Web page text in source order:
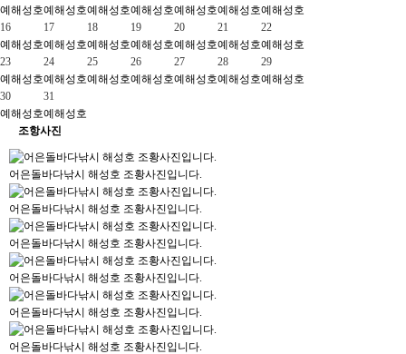
예 해성호예 해성호예 해성호예 해성호예 해성호예 해성호예 해성호
16
예 해성호
17
예 해성호
18
예 해성호
19
예 해성호
20
예 해성호
21
예 해성호
22
예 해성호
23
예 해성호
24
예 해성호
25
예 해성호
26
예 해성호
27
예 해성호
28
예 해성호
29
예 해성호
30
예 해성호
31
예 해성호
조항사진
어은돌바다낚시 해성호 조황사진입니다.
어은돌바다낚시 해성호 조황사진입니다.
어은돌바다낚시 해성호 조황사진입니다.
어은돌바다낚시 해성호 조황사진입니다.
어은돌바다낚시 해성호 조황사진입니다.
어은돌바다낚시 해성호 조황사진입니다.